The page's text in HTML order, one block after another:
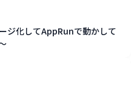
ジ化してAppRunで動かして